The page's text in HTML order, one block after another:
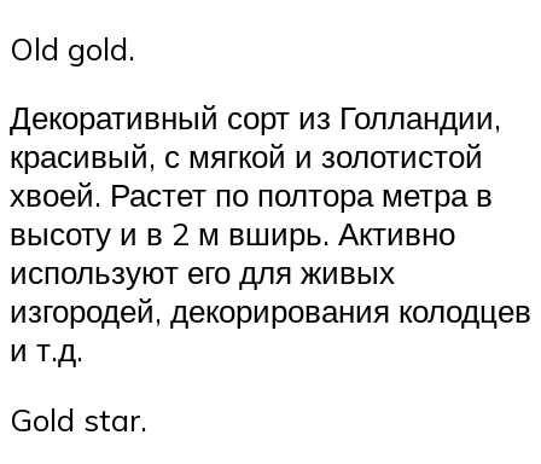
Old gold.
Декоративный сорт из Голландии,
красивый, с мягкой и золотистой
хвоей. Растет по полтора метра в
высоту и в 2 м вширь. Активно
используют его для живых
изгородей, декорирования колодцев
и т.д.
Gold star.